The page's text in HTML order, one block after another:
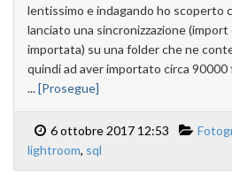
lentissimo e indagando ho scoperto
lanciato una sincronizzazione
importata) su una folder che ne
quindi ad aver importato circa
...[Prosegue]
6 ottobre 2017 12:53
lightroom, sql